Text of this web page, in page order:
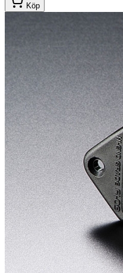
Köp